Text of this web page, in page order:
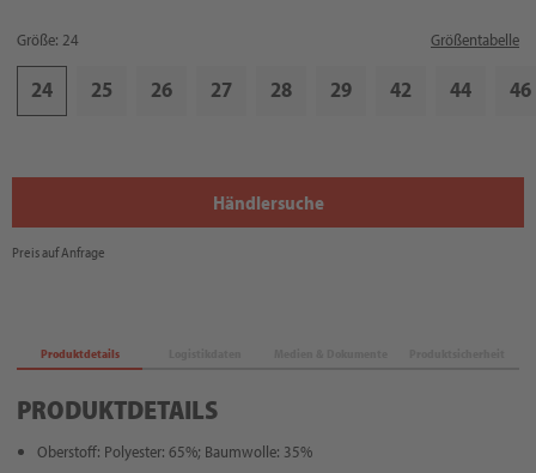
Größe: 24 Größentabelle
24 25 26 27 28 29 42 44 46
Händlersuche
Preis auf Anfrage
Produktdetails
PRODUKTDETAILS
Oberstoff: Polyester: 65%; Baumwolle: 35%